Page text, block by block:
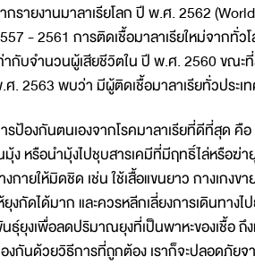
กรายงานมาลาเรียโลก ปี พ.ศ. 2562
- 2561 การติดเชื้อมาลาเรียใหม่จากทั่ว
ากับจำนวนผู้เสียชีวิตใน ปี พ.ศ. 2560 ขณะ
. 2563 พบว่า มีผู้ติดเชื้อมาลาเรียทั่วประเ
รป้องกันตนเองจากโรคมาลาเรียที่ดีที่สุด คื
มุ้ง หรือนำมุ้งไปชุบสารเคมีที่มีฤทธิ์ไล่หรือฆ่
งกายให้มิดชิด เช่น ใช้เสื้อแขนยาว กางเกง
ยุงกัดได้มาก และควรหลีกเลี่ยงการเดินทา
ธุ์ยุงเพื่อลดปริมาณยุงที่เป็นพาหะของเชื้อ ถึง
งกันด้วยวิธีการที่ถูกต้อง เราก็จะปลอดภัยจ